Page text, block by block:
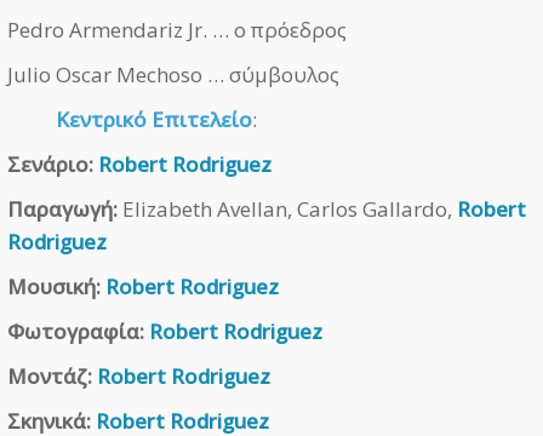
Pedro Armendariz Jr. … ο πρόεδρος
Julio Oscar Mechoso … σύμβουλος
Κεντρικό Επιτελείο:
Σενάριο: Robert Rodriguez
Παραγωγή: Elizabeth Avellan, Carlos Gallardo, Robert
Rodriguez
Μουσική: Robert Rodriguez
Φωτογραφία: Robert Rodriguez
Μοντάζ: Robert Rodriguez
Σκηνικά: Robert Rodriguez